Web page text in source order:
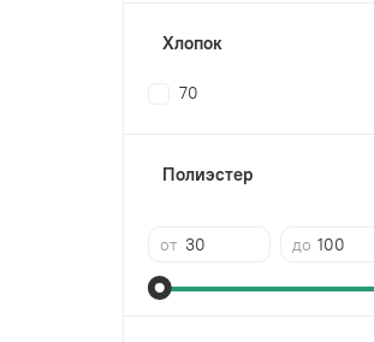
Хлопок
70
Полиэстер
от до